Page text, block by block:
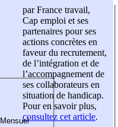
par France travail,
Cap emploi et ses
partenaires pour ses
actions concrètes en
faveur du recrutement,
de l’intégration et de
l’accompagnement de
ses collaborateurs en
situation de handicap.
Pour en savoir plus,
consultez cet article.